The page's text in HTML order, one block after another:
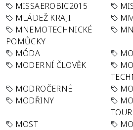
MISSAEROBIC2015
MLÁDEŽ KRAJI
MNEMOTECHNICKÉ
POMŮCKY
MÓDA
MODERNÍ ČLOVĚK
MODROČERNÉ
MODŘINY
TOUR
MOST